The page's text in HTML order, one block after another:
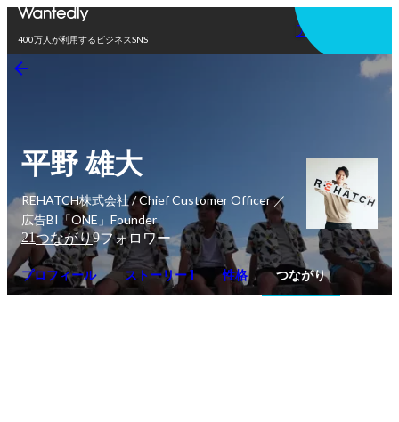
400万人が利用するビジネスSNS
アプリを使う
平野 雄大
REHATCH株式会社 / Chief Customer Officer ／
広告BI「ONE」Founder
21つながり9フォロワー
プロフィール ストーリー 1 性格 つながり